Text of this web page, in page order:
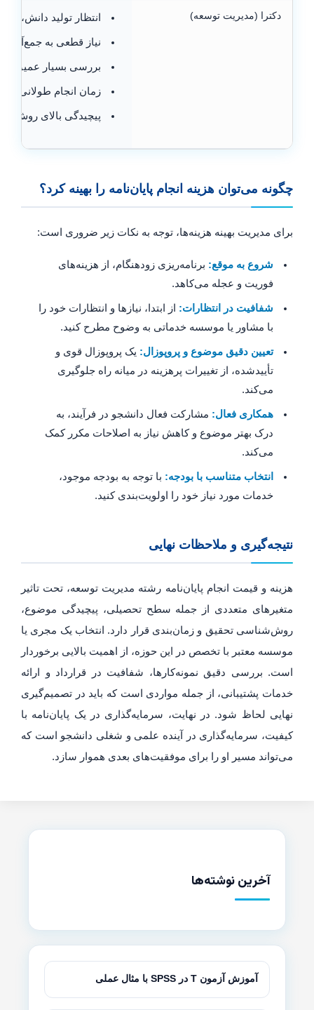
دکترا (مدیریت توسعه) انتظار تولید دانش،
نیاز قطعی به جمع‌آوری
بررسی بسیار عمیق و
زمان انجام طولانی‌تر
پیچیدگی بالای
چگونه می‌توان هزینه انجام پایان‌نامه را بهینه کرد؟
برای مدیریت بهینه هزینه‌ها، توجه به نکات زیر ضروری است:
شروع به موقع: برنامه‌ریزی زودهنگام، از هزینه‌های
فوریت و عجله می‌کاهد.
شفافیت در انتظارات: از ابتدا، نیازها و انتظارات خود را
با مشاور یا موسسه خدماتی به وضوح مطرح کنید.
تعیین دقیق موضوع و پروپوزال: یک پروپوزال قوی و
تأییدشده، از تغییرات پرهزینه در میانه راه جلوگیری
می‌کند.
همکاری فعال: مشارکت فعال دانشجو در فرآیند، به
درک بهتر موضوع و کاهش نیاز به اصلاحات مکرر کمک
می‌کند.
انتخاب متناسب با بودجه: با توجه به بودجه موجود،
خدمات مورد نیاز خود را اولویت‌بندی کنید.
نتیجه‌گیری و ملاحظات نهایی
هزینه و قیمت انجام پایان‌نامه رشته مدیریت توسعه، تحت تاثیر
متغیرهای متعددی از جمله سطح تحصیلی، پیچیدگی موضوع،
روش‌شناسی تحقیق و زمان‌بندی قرار دارد. انتخاب یک مجری یا
موسسه معتبر با تخصص در این حوزه، از اهمیت بالایی برخوردار
است. بررسی دقیق نمونه‌کارها، شفافیت در قرارداد و ارائه
خدمات پشتیبانی، از جمله مواردی است که باید در تصمیم‌گیری
نهایی لحاظ شود. در نهایت، سرمایه‌گذاری در یک پایان‌نامه با
کیفیت، سرمایه‌گذاری در آینده علمی و شغلی دانشجو است که
می‌تواند مسیر او را برای موفقیت‌های بعدی هموار سازد.
آخرین نوشته‌ها
آموزش آزمون T در SPSS با مثال عملی